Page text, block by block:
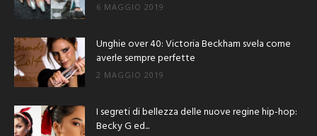
6 MAGGIO 2019
Unghie over 40: Victoria Beckham svela come
averle sempre perfette
2 MAGGIO 2019
I segreti di bellezza delle nuove regine hip-hop:
Becky G ed...